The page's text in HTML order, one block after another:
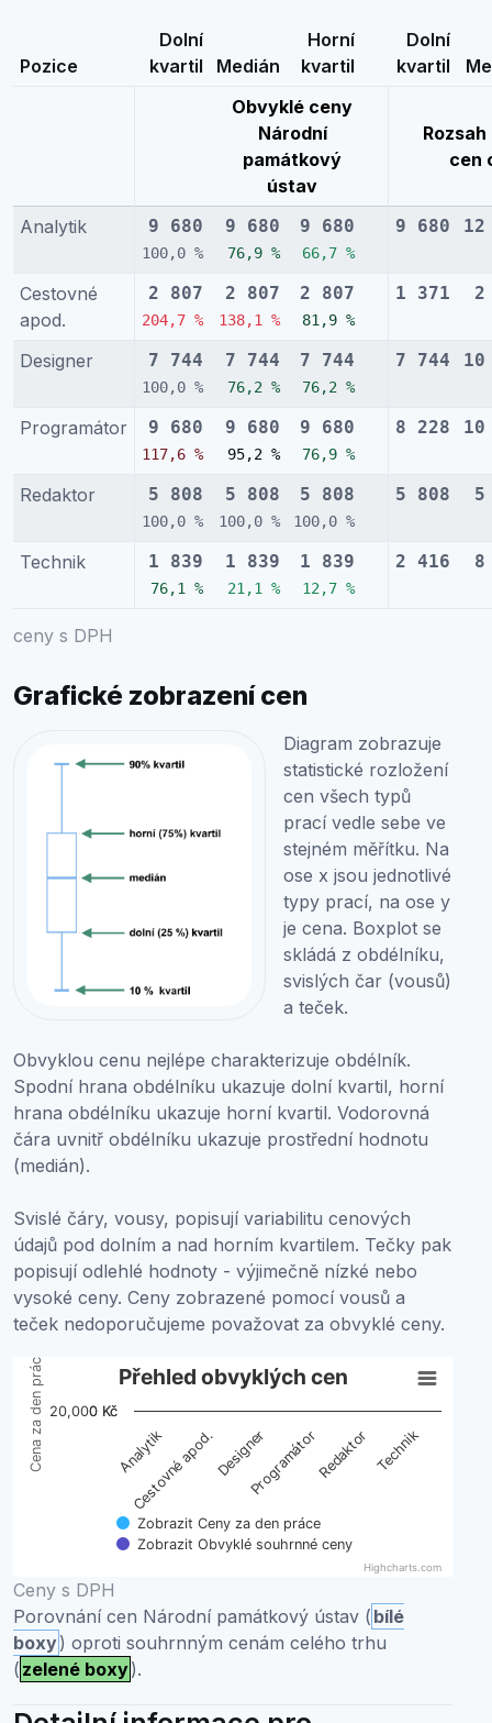
ceny s DPH
Pozice
Dolní
kvartil
Medián
Horní
kvartil
Dolní
kvartil
Obvyklé ceny
Národní
památkový
ústav
cen
Analytik 9 680
100,0 %
9 680
76,9 %
9 680
66,7 %
9 680 12
Cestovné
apod.
2 807
204,7 %
2 807
138,1 %
2 807
81,9 %
1 371 2
Designer 7 744
100,0 %
7 744
76,2 %
7 744
76,2 %
7 744 10
Programátor 9 680
117,6 %
9 680
95,2 %
9 680
76,9 %
8 228 10
Redaktor 5 808
100,0 %
5 808
100,0 %
5 808
100,0 %
5 808 5
Technik 1 839
76,1 %
1 839
21,1 %
1 839
12,7 %
2 416 8
Grafické zobrazení cen
Diagram zobrazuje
statistické rozložení
cen všech typů
prací vedle sebe ve
stejném měřítku. Na
ose x jsou jednotlivé
typy prací, na ose y
je cena. Boxplot se
skládá z obdélníku,
svislých čar (vousů)
a teček.
Obvyklou cenu nejlépe charakterizuje obdélník.
Spodní hrana obdélníku ukazuje dolní kvartil, horní
hrana obdélníku ukazuje horní kvartil. Vodorovná
čára uvnitř obdélníku ukazuje prostřední hodnotu
(medián).
Svislé čáry, vousy, popisují variabilitu cenových
údajů pod dolním a nad horním kvartilem. Tečky pak
popisují odlehlé hodnoty - výjimečně nízké nebo
vysoké ceny. Ceny zobrazené pomocí vousů a
teček nedoporučujeme považovat za obvyklé ceny.
Přehled obvyklých cen
Boxplot with 2 data series. Box plot charts are typically
View as data table, Přehled obvyklých cen
The chart has 1 X axis displaying categories.
The chart has 1 Y axis displaying Cena za den práce.
Cena za den práce Přehled obvyklých cen
Zobrazit Ceny za den práce
Zobrazit Obvyklé souhrnné ceny
Analytik
Cestovné apod.DesignerProgramátorRedaktor Technik
0 Kč
20,000 Kč
Highcharts.com
End of interactive chart.
Ceny s DPH
Porovnání cen Národní památkový ústav ( bílé
boxy) oproti souhrnným cenám celého trhu
( zelené boxy).